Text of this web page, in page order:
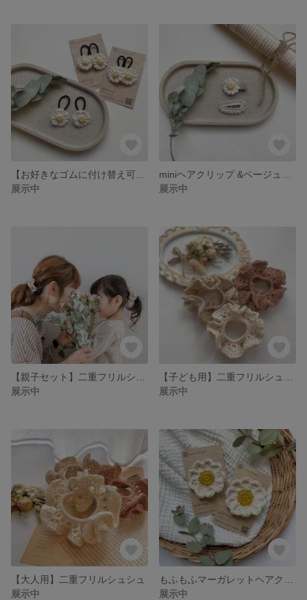
展示中
展示中
展示中
展示中
【大人用】二重フリルシュシュ
展示中
展示中